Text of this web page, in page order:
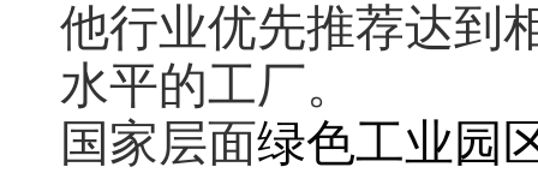
他行业优先推荐达到
水平的工厂。
国家层面绿色工业园